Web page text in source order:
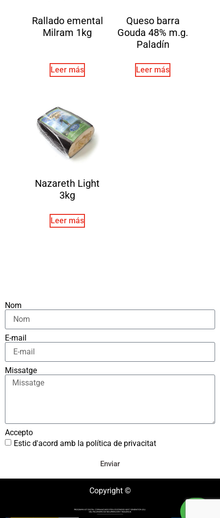
Rallado emental
Milram 1kg
Leer más
Queso barra
Gouda 48% m.g.
Paladín
Leer más
Nazareth Light
3kg
Leer más
Nom
E-mail
Missatge
Accepto
Estic d'acord amb la política de privacitat
Enviar
Copyright ©